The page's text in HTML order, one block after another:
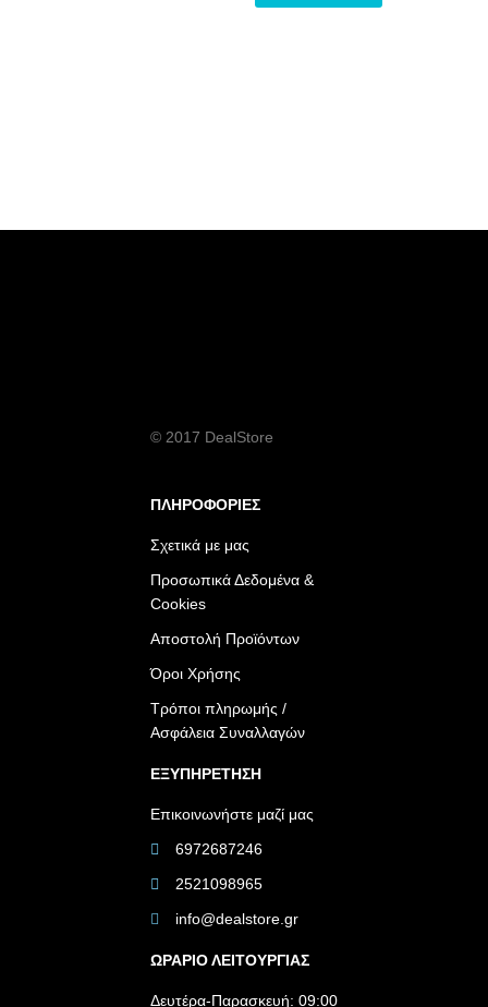
© 2017 DealStore
ΠΛΗΡΟΦΟΡΙΕΣ
Σχετικά με μας
Προσωπικά Δεδομένα &
Cookies
Αποστολή Προϊόντων
Όροι Χρήσης
Τρόποι πληρωμής /
Ασφάλεια Συναλλαγών
ΕΞΥΠΗΡΕΤΗΣΗ
Επικοινωνήστε μαζί μας
6972687246
2521098965
info@dealstore.gr
ΩΡΑΡΙΟ ΛΕΙΤΟΥΡΓΙΑΣ​
Δευτέρα-Παρασκευή: 09:00